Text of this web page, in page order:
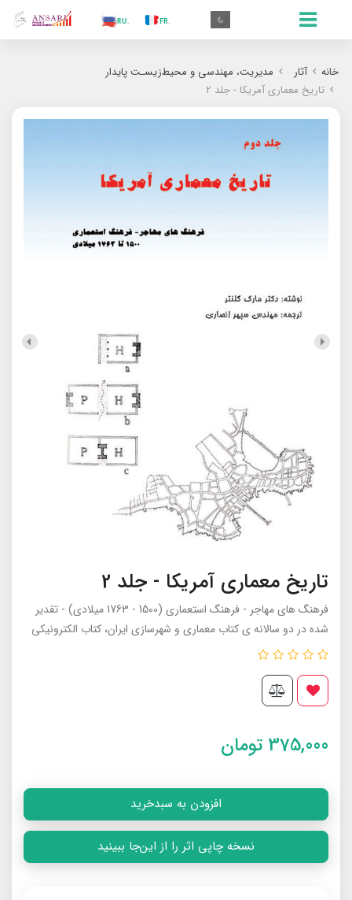
.RU
.ES
.IN
خانه آثار
مدیریت، مهندسی و محیط‌زیسـت پایدار
تاریخ معماری آمریکا - جلد 2
تاریخ معماری آمریکا - جلد 2
فرهنگ های مهاجر - فرهنگ استعماری (1500 - 1763 میلادی) - تقدیر
شده در دو سالانه ی کتاب معماری و شهرسازی ایران، کتاب الکترونیکی
375,000 تومان
افزودن به سبدخرید
نسخه چاپی اثر را از این‌جا ببینید